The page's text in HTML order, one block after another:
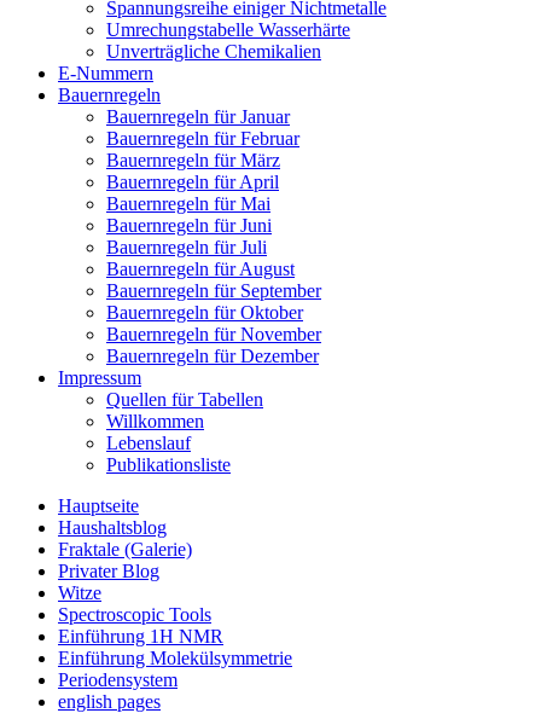
Spannungsreihe einiger Nichtmetalle
Umrechungstabelle Wasserhärte
Unverträgliche Chemikalien
E-Nummern
Bauernregeln
Bauernregeln für Januar
Bauernregeln für Februar
Bauernregeln für März
Bauernregeln für April
Bauernregeln für Mai
Bauernregeln für Juni
Bauernregeln für Juli
Bauernregeln für August
Bauernregeln für September
Bauernregeln für Oktober
Bauernregeln für November
Bauernregeln für Dezember
Impressum
Quellen für Tabellen
Willkommen
Lebenslauf
Publikationsliste
Hauptseite
Haushaltsblog
Fraktale (Galerie)
Privater Blog
Witze
Spectroscopic Tools
Einführung 1H NMR
Einführung Molekülsymmetrie
Periodensystem
english pages